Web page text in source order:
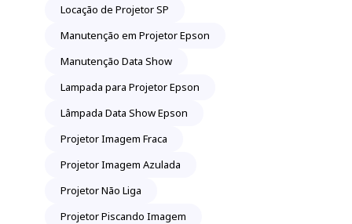
Locação de Projetor SP
Manutenção em Projetor Epson
Manutenção Data Show
Lampada para Projetor Epson
Lâmpada Data Show Epson
Projetor Imagem Fraca
Projetor Imagem Azulada
Projetor Não Liga
Projetor Piscando Imagem